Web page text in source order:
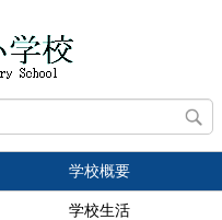
学校概要
学校生活